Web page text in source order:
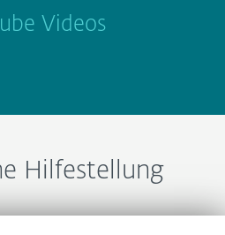
Videos
Hilfestellung
kontaktieren